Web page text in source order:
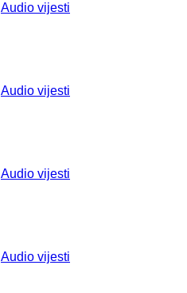
Audio vijesti
Audio vijesti
Audio vijesti
Audio vijesti